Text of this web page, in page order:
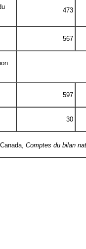
Comptes du bilan
473
567
597
30